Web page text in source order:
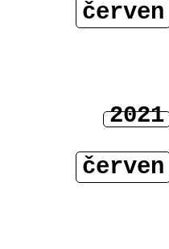
červen
2021
červen